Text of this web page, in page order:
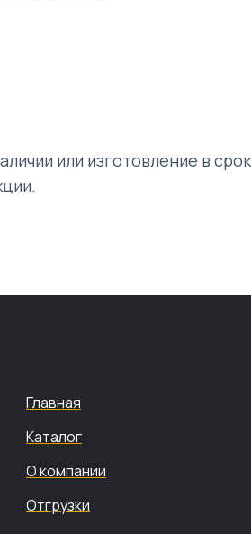
или изготовление в
Главная
Каталог
О компании
Отгрузки